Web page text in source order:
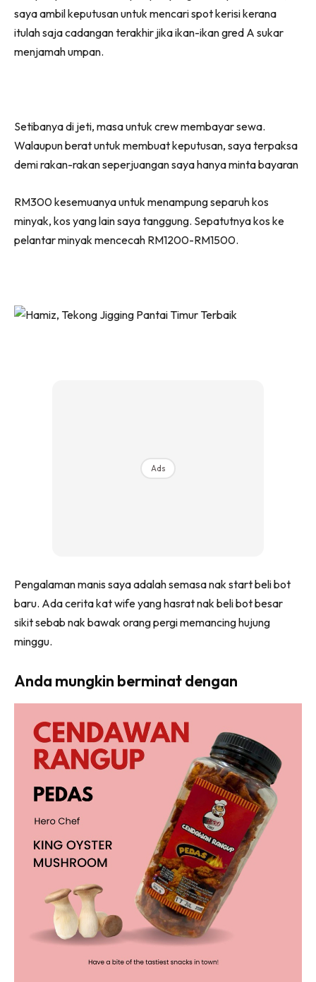
saya ambil keputusan untuk mencari spot kerisi kerana
itulah saja cadangan terakhir jika ikan-ikan gred A sukar
menjamah umpan.
Setibanya di jeti, masa untuk crew membayar sewa.
Walaupun berat untuk membuat keputusan, saya terpaksa
demi rakan-rakan seperjuangan saya hanya minta bayaran
RM300 kesemuanya untuk menampung separuh kos
minyak, kos yang lain saya tanggung. Sepatutnya kos ke
pelantar minyak mencecah RM1200-RM1500.
Ads
Pengalaman manis saya adalah semasa nak start beli bot
baru. Ada cerita kat wife yang hasrat nak beli bot besar
sikit sebab nak bawak orang pergi memancing hujung
minggu.
Anda mungkin berminat dengan